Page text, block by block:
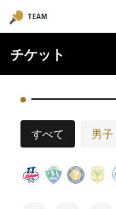
TEAM
チケット
すべて 男子